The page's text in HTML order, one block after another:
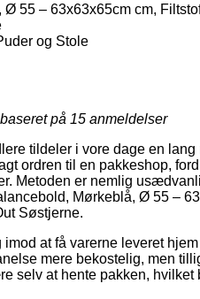
55 – 63x63x65cm cm,
og Stole
på 15 anmeldelser
tildeler i vore dage en
ordren til en pakkeshop,
Metoden er nemlig
Mørkeblå, Ø 55 –
Søstjerne.
at få varerne leveret
mere bekostelig, men
selv at hente pakken,